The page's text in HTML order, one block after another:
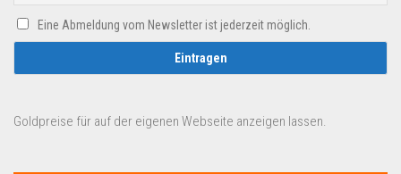
Eine Abmeldung vom Newsletter ist jederzeit möglich.
Goldpreise für auf der eigenen Webseite anzeigen lassen.